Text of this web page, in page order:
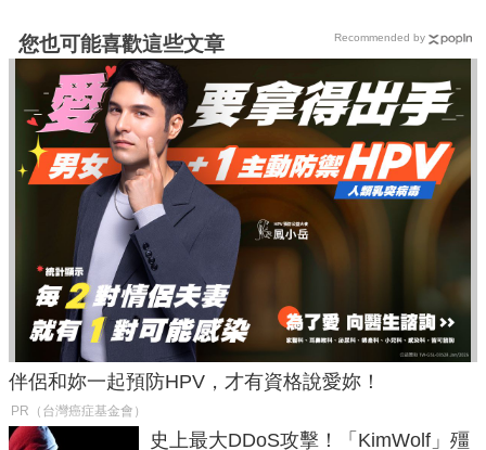
您也可能喜歡這些文章
伴侶和妳一起預防HPV，才有資格說愛妳！
PR（台灣癌症基金會）
史上最大DDoS攻擊！「KimWolf」殭
Recommended by